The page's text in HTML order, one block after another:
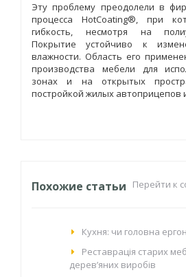
Эту проблему преодолели в
процесса HotCoating®, при
гибкость, несмотря на
Покрытие устойчиво к
влажности. Область его
производства мебели для
зонах и на открытых
постройкой жилых автоприцепов
Похожие статьи Перейти к
Кухня: чи головна
Реставрація старих
дерев’яних виробів